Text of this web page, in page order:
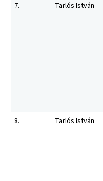
7.
Tarlós István
8.
Tarlós István